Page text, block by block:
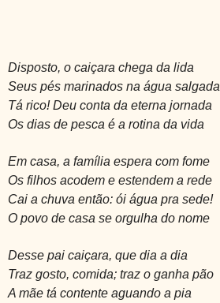
Disposto, o caiçara chega da lida
Seus pés marinados na água salgada
Tá rico! Deu conta da eterna jornada
Os dias de pesca é a rotina da vida
Em casa, a família espera com fome
Os filhos acodem e estendem a rede
Cai a chuva então: ói água pra sede!
O povo de casa se orgulha do nome
Desse pai caiçara, que dia a dia
Traz gosto, comida; traz o ganha pão
A mãe tá contente aguando a pia